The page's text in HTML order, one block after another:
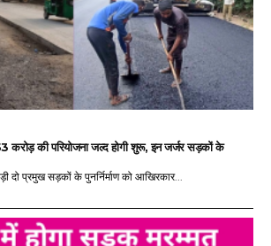
करोड़ की परियोजना जल्द होगी शुरू, इन जर्जर सड़कों के
प्रमुख सड़कों के पुनर्निर्माण को आखिरकार...